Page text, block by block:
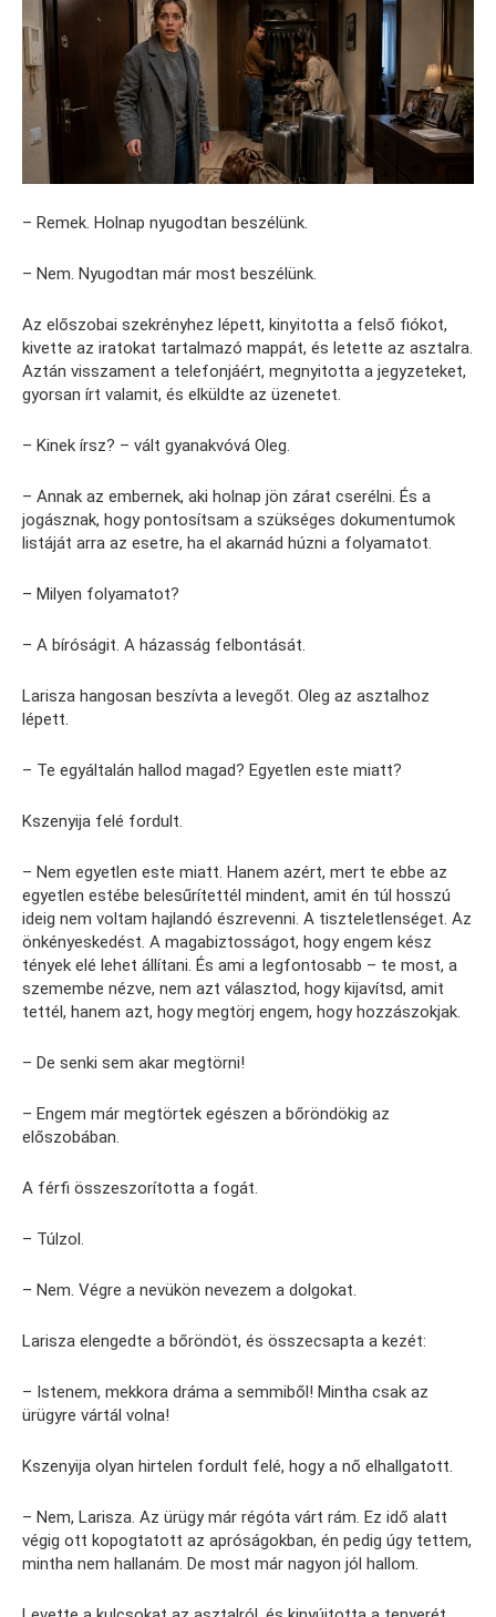
– Remek. Holnap nyugodtan beszélünk.
– Nem. Nyugodtan már most beszélünk.
Az előszobai szekrényhez lépett, kinyitotta a felső fiókot,
kivette az iratokat tartalmazó mappát, és letette az asztalra.
Aztán visszament a telefonjáért, megnyitotta a jegyzeteket,
gyorsan írt valamit, és elküldte az üzenetet.
– Kinek írsz? – vált gyanakvóvá Oleg.
– Annak az embernek, aki holnap jön zárat cserélni. És a
jogásznak, hogy pontosítsam a szükséges dokumentumok
listáját arra az esetre, ha el akarnád húzni a folyamatot.
– Milyen folyamatot?
– A bíróságit. A házasság felbontását.
Larisza hangosan beszívta a levegőt. Oleg az asztalhoz
lépett.
– Te egyáltalán hallod magad? Egyetlen este miatt?
Kszenyija felé fordult.
– Nem egyetlen este miatt. Hanem azért, mert te ebbe az
egyetlen estébe belesűrítettél mindent, amit én túl hosszú
ideig nem voltam hajlandó észrevenni. A tiszteletlenséget. Az
önkényeskedést. A magabiztosságot, hogy engem kész
tények elé lehet állítani. És ami a legfontosabb – te most, a
szemembe nézve, nem azt választod, hogy kijavítsd, amit
tettél, hanem azt, hogy megtörj engem, hogy hozzászokjak.
– De senki sem akar megtörni!
– Engem már megtörtek egészen a bőröndökig az
előszobában.
A férfi összeszorította a fogát.
– Túlzol.
– Nem. Végre a nevükön nevezem a dolgokat.
Larisza elengedte a bőröndöt, és összecsapta a kezét:
– Istenem, mekkora dráma a semmiből! Mintha csak az
ürügyre vártál volna!
Kszenyija olyan hirtelen fordult felé, hogy a nő elhallgatott.
– Nem, Larisza. Az ürügy már régóta várt rám. Ez idő alatt
végig ott kopogtatott az apróságokban, én pedig úgy tettem,
mintha nem hallanám. De most már nagyon jól hallom.